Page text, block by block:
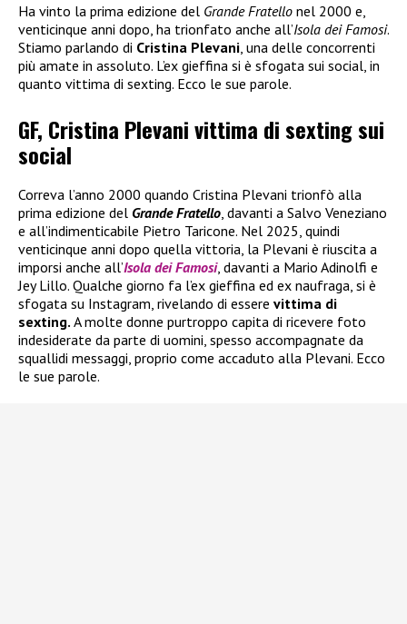
Ha vinto la prima edizione del Grande Fratello nel 2000 e,
venticinque anni dopo, ha trionfato anche all’Isola dei Famosi.
Stiamo parlando di Cristina Plevani , una delle concorrenti
più amate in assoluto. L’ex gieffina si è sfogata sui social, in
quanto vittima di sexting. Ecco le sue parole.
GF, Cristina Plevani vittima di sexting sui
social
Correva l’anno 2000 quando Cristina Plevani trionfò alla
prima edizione del Grande Fratello , davanti a Salvo Veneziano
e all’indimenticabile Pietro Taricone. Nel 2025, quindi
venticinque anni dopo quella vittoria, la Plevani è riuscita a
imporsi anche all’Isola dei Famosi, davanti a Mario Adinolfi e
Jey Lillo. Qualche giorno fa l’ex gieffina ed ex naufraga, si è
sfogata su Instagram, rivelando di essere vittima di
sexting. A molte donne purtroppo capita di ricevere foto
indesiderate da parte di uomini, spesso accompagnate da
squallidi messaggi, proprio come accaduto alla Plevani. Ecco
le sue parole.